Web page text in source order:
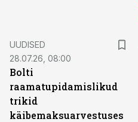
UUDISED
28.07.26, 08:00
Bolti
raamatupidamislikud
trikid
käibemaksuarvestuses